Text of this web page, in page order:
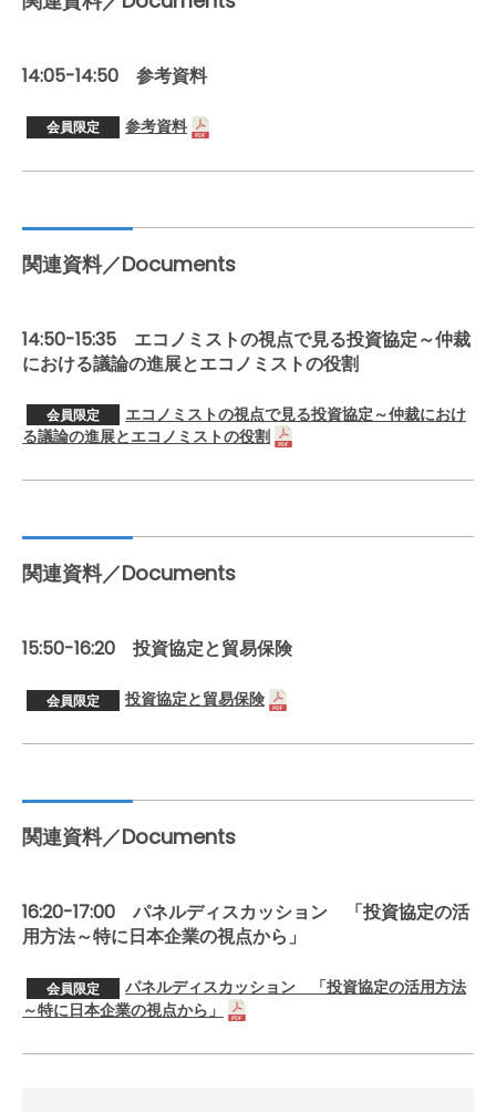
14:05-14:50 参考資料
会員限定 参考資料
関連資料／Documents
14:50-15:35 エコノミストの視点で見る投資協定～仲裁
における議論の進展とエコノミストの役割
会員限定
エコノミストの視点で見る投資協定～仲裁におけ
る議論の進展とエコノミストの役割
関連資料／Documents
15:50-16:20 投資協定と貿易保険
会員限定 投資協定と貿易保険
関連資料／Documents
16:20-17:00 パネルディスカッション 「投資協定の活
用方法～特に日本企業の視点から」
会員限定
パネルディスカッション 「投資協定の活用方法
～特に日本企業の視点から」